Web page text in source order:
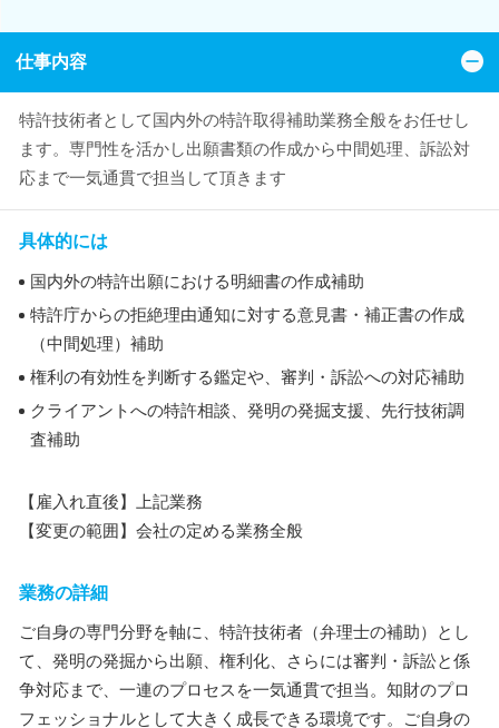
仕事内容
特許技術者として国内外の特許取得補助業務全般をお任せし
ます。専門性を活かし出願書類の作成から中間処理、訴訟対
応まで一気通貫で担当して頂きます
具体的には
国内外の特許出願における明細書の作成補助
特許庁からの拒絶理由通知に対する意見書・補正書の作成
（中間処理）補助
権利の有効性を判断する鑑定や、審判・訴訟への対応補助
クライアントへの特許相談、発明の発掘支援、先行技術調
査補助
【雇入れ直後】上記業務
【変更の範囲】会社の定める業務全般
業務の詳細
ご自身の専門分野を軸に、特許技術者（弁理士の補助）とし
て、発明の発掘から出願、権利化、さらには審判・訴訟と係
争対応まで、一連のプロセスを一気通貫で担当。知財のプロ
フェッショナルとして大きく成長できる環境です。ご自身の